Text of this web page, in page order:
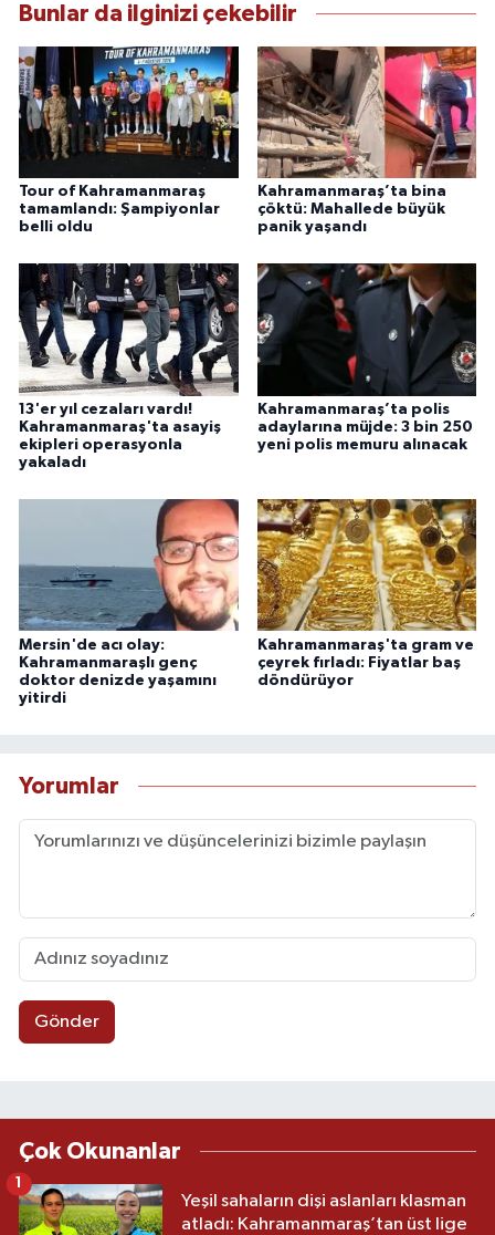
Bunlar da ilginizi çekebilir
Tour of Kahramanmaraş
tamamlandı: Şampiyonlar
belli oldu
Kahramanmaraş’ta bina
çöktü: Mahallede büyük
panik yaşandı
13'er yıl cezaları vardı!
Kahramanmaraş'ta asayiş
ekipleri operasyonla
yakaladı
Kahramanmaraş’ta polis
adaylarına müjde: 3 bin 250
yeni polis memuru alınacak
Mersin'de acı olay:
Kahramanmaraşlı genç
doktor denizde yaşamını
yitirdi
Kahramanmaraş'ta gram ve
çeyrek fırladı: Fiyatlar baş
döndürüyor
Yorumlar
Gönder
Çok Okunanlar
Yeşil sahaların dişi aslanları klasman
atladı: Kahramanmaraş’tan üst lige